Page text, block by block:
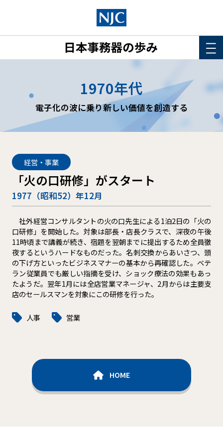
このサイトについて
年表
1970年代
電子化の波に乗り新しい価値を創造する
経営・事業
「火の口研修」がスタート
1977（昭和52）年12月
社外経営コンサルタントの火の口先生による1泊2日の「火の
口研修」を開始した。対象は部長・店長クラスで、深夜の午後
11時頃まで講義が続き、宿題を翌朝までに提出するため全員徹
夜するというハードなものだった。名刺交換からあいさつ、頭
の下げ方といったビジネスマナーの基本から再確認した。ベテ
ラン従業員でも厳しい指摘を受け、ショック療法の効果もあっ
たようだ。翌年1月には全店営業マネージャ、2月からは主要支
店のセールスマンを対象にこの研修を行った。
人事 営業
HOME